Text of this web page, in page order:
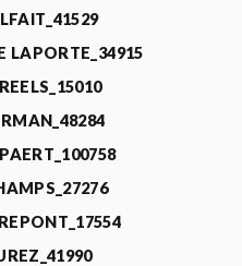
LAPORTE_34915